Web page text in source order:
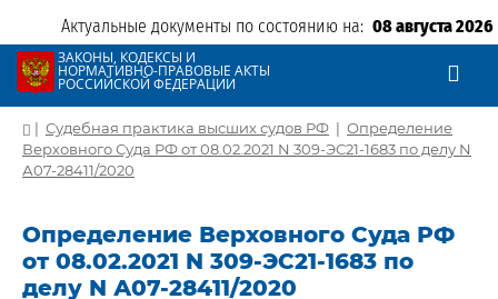
Актуальные документы по состоянию на: 08 августа 2026
ЗАКОНЫ, КОДЕКСЫ И
НОРМАТИВНО-ПРАВОВЫЕ АКТЫ
РОССИЙСКОЙ ФЕДЕРАЦИИ
| Судебная практика высших судов РФ | Определение
Верховного Суда РФ от 08.02.2021 N 309-ЭС21-1683 по делу N
А07-28411/2020
Определение Верховного Суда РФ
от 08.02.2021 N 309-ЭС21-1683 по
делу N А07-28411/2020